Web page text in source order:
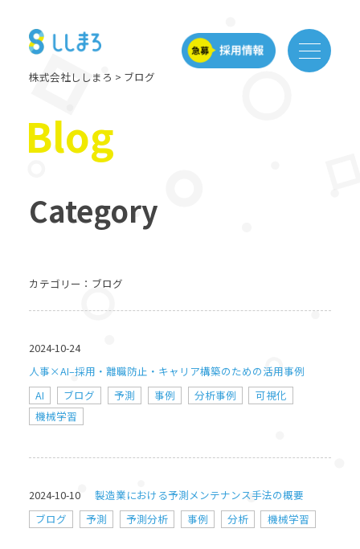
株式会社ししまろ > ブログ
Blog
Category
カテゴリー：ブログ
2024-10-24
人事×AI–採用・離職防止・キャリア構築のための活用事例
AI
ブログ 予測 事例 分析事例
可視化
機械学習
2024-10-10
製造業における予測メンテナンス手法の概要
ブログ
予測 予測分析 事例 分析 機械学習